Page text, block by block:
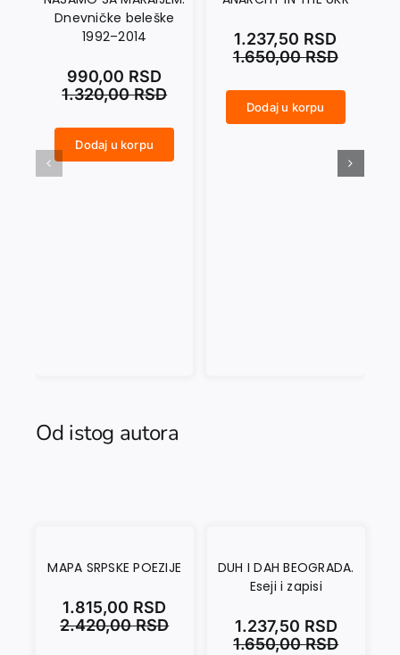
Dnevničke beleške
1992–2014
1.320,00RSD
990,00 RSD
Dodaj u korpu
1.650,00RSD
1.237,50 RSD
Dodaj u korpu
Od istog autora
MAPA SRPSKE POEZIJE
2.420,00RSD
1.815,00 RSD
DUH I DAH BEOGRADA.
Eseji i zapisi
1.650,00RSD
1.237,50 RSD